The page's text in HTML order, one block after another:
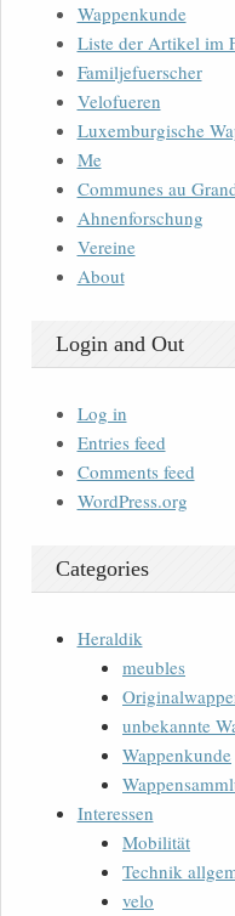
Wappenkunde
Liste der Artikel im
Familjefuerscher
Velofueren
Luxemburgische
Me
Communes au
Ahnenforschung
Vereine
About
Login and Out
Log in
Entries feed
Comments feed
WordPress.org
Categories
Heraldik
meubles
unbekannte
Wappenkunde
Interessen
Mobilität
Technik
velo